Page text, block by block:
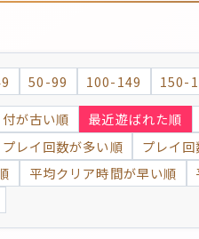
50-99 100-149 150-
付が古い順 最近遊ばれた順
プレイ回数が多い順 プレイ
平均クリア時間が早い順